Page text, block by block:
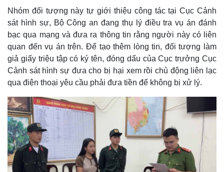
Nhóm đối tượng này tự giới thiệu công tác tại Cục Cảnh
sát hình sự, Bộ Công an đang thụ lý điều tra vụ án đánh
bạc qua mạng và đưa ra thông tin rằng người này có liên
quan đến vụ án trên. Để tạo thêm lòng tin, đối tượng làm
giả giấy triệu tập có ký tên, đóng dấu của Cục trưởng Cục
Cảnh sát hình sự đưa cho bị hại xem rồi chủ động liên lạc
qua điện thoại yêu cầu phải đưa tiền để không bị xử lý.